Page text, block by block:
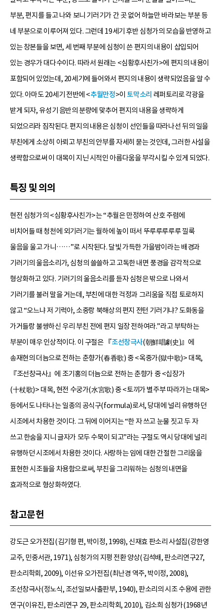
부분, 편지를 들고 나와 보니 기러기가 간 곳 없어 하늘만 바라보는 부분 등
네 부분으로 이루어져 있다. 그런데 19세기 후반 심청가의 모습을 반영하고
있는 창본들을 보면, 세 번째 부분에 심청이 쓴 편지의 내용이 삽입되어
있는 경우가 대다수이다. 따라서 원래는 <심황후사친가>에 편지의 내용이
포함되어 있었는데, 20세기에 들어와서 편지의 내용이 생략되었음을 알 수
있다. 아마도 20세기 전반에 <추월만정>이 토막소리 레퍼토리로 각광을
받게 되자, 유성기 음반의 분량에 맞추어 편지의 내용을 생략하게
되었으리라 짐작된다. 편지의 내용은 심청이 선인들을 따라나선 뒤의 일을
부친에게 소상히 아뢰고 부친의 안부를 자세히 묻는 것인데, 그러한 사설을
생략함으로써 이 대목이 지닌 시적인 아름다움을 부각시킬 수 있게 되었다.
특징 및 의의
현전 심청가의 <심황후사친가>는 “추월은 만정하여 산호 주렴에
비치어들 때 청천에 외기러기는 월하에 높이 떠서 뚜루루루루루 낄룩
울음을 울고 가니……”로 시작된다. 달빛 가득한 가을밤이라는 배경과
기러기의 울음소리가, 심청의 쓸쓸하고 고독한 내면 풍경을 감각적으로
형상화하고 있다. 기러기의 울음소리를 듣자 심청은 밖으로 나와서
기러기를 불러 말을 거는데, 부친에 대한 걱정과 그리움을 직접 토로하지
않고 “오느냐 저 기럭아, 소중랑 북해상의 편지 전턴 기러기냐? 도화동을
가거들랑 불쌍하신 우리 부친 전에 편지 일장 전하여라.”라고 부탁하는
부분이 매우 인상적이다. 이 구절은 『조선창극사(朝鮮唱劇史)』에
송재현의 더늠으로 전하는 춘향가(春香歌) 중 <옥중가(獄中歌)> 대목,
『조선창극사』에 조기홍의 더늠으로 전하는 춘향가 중 <십장가
(十杖歌)> 대목, 현전 수궁가(水宮歌) 중 <토끼가 별주부 따라가는 대목>
등에서도 나타나는 일종의 공식구(formula)로서, 당대에 널리 유행하던
시조에서 차용한 것이다. 그 뒤에 이어지는 “한 자 쓰고 눈물 짓고 두 자
쓰고 한숨을 지니 글자가 모두 수묵이 되고”라는 구절도 역시 당대에 널리
유행하던 시조에서 차용한 것이다. 사랑하는 임에 대한 간절한 그리움을
표현한 시조들을 차용함으로써, 부친을 그리워하는 심청의 내면을
효과적으로 형상화하였다.
참고문헌
강도근 오가전집(김기형 편, 박이정, 1998), 신재효 판소리 사설집(강한영
교주, 민중서관, 1971), 심청가의 지평 전환 양상(김석배, 판소리연구27,
판소리학회, 2009), 이선유 오가전집(최난경 역주, 박이정, 2008),
조선창극사(정노식, 조선일보사출판부, 1940), 판소리의 시조 수용에 관한
연구(이유진, 판소리연구 29, 판소리학회, 2010), 김소희 심청가(1968년